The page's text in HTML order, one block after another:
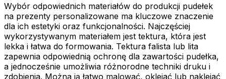
Wybór odpowiednich materiałów do produkcji pudełek
na prezenty personalizowane ma kluczowe znaczenie
dla ich estetyki oraz funkcjonalności. Najczęściej
wykorzystywanym materiałem jest tektura, która jest
lekka i łatwa do formowania. Tektura falista lub lita
zapewnia odpowiednią ochronę dla zawartości pudełka,
a jednocześnie umożliwia różnorodne techniki druku i
zdobienia. Można ją łatwo malować, oklejać lub naklejać